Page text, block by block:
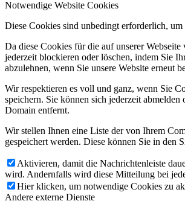
Notwendige Website Cookies
Diese Cookies sind unbedingt erforderlich,
Da diese Cookies für die auf unserer
jederzeit blockieren oder löschen, indem Sie
abzulehnen, wenn Sie unsere Website erneut
Wir respektieren es voll und ganz, wenn Sie
speichern. Sie können sich jederzeit
Domain entfernt.
Wir stellen Ihnen eine Liste der von Ihrem
gespeichert werden. Diese können Sie in den
Aktivieren, damit die Nachrichtenleiste
wird. Andernfalls wird diese Mitteilung bei
Hier klicken, um notwendige Cookies zu
Andere externe Dienste